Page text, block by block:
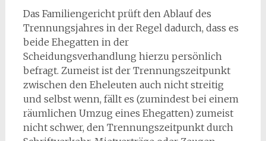
Das Familiengericht prüft den Ablauf des
Trennungsjahres in der Regel dadurch, dass es
beide Ehegatten in der
Scheidungsverhandlung hierzu persönlich
befragt. Zumeist ist der Trennungszeitpunkt
zwischen den Eheleuten auch nicht streitig
und selbst wenn, fällt es (zumindest bei einem
räumlichen Umzug eines Ehegatten) zumeist
nicht schwer, den Trennungszeitpunkt durch